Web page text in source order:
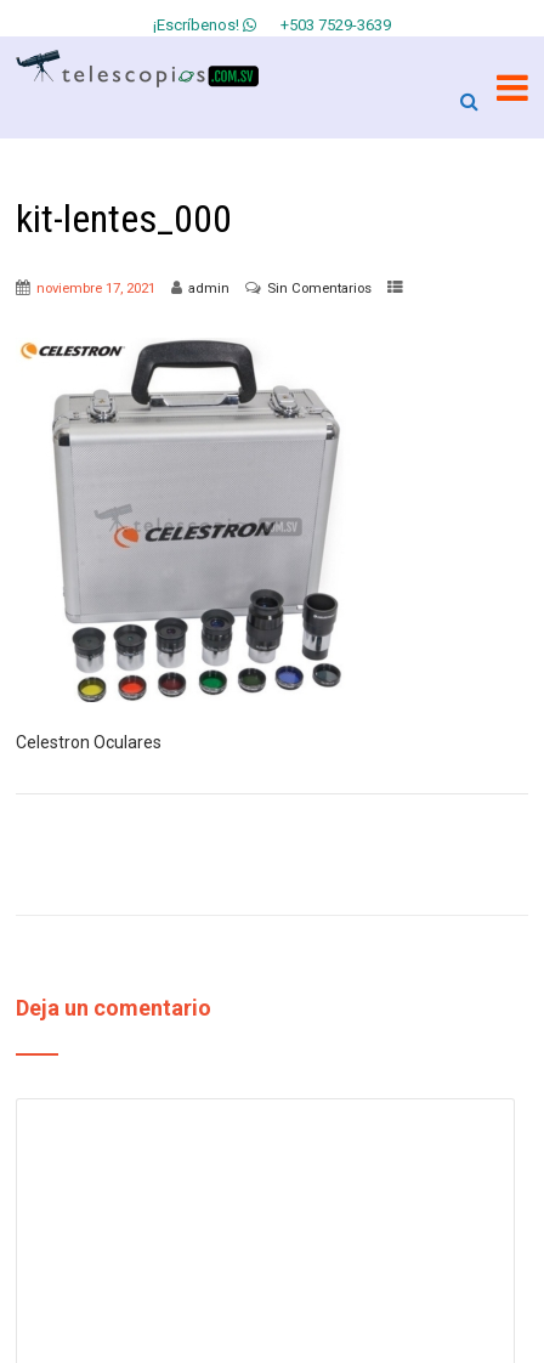
¡Escríbenos! +503 7529-3639
kit-lentes_000
noviembre 17, 2021 admin Sin Comentarios
Celestron Oculares
Deja un comentario